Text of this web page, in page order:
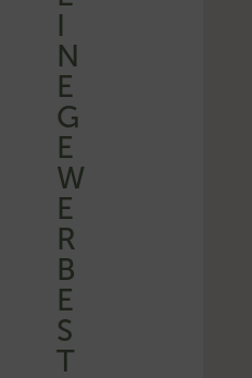
I
N
E
G
E
W
E
R
B
E
S
T